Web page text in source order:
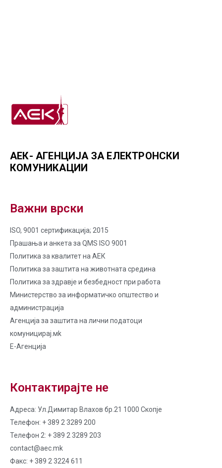
АЕК- АГЕНЦИЈА ЗА ЕЛЕКТРОНСКИ
КОМУНИКАЦИИ
Важни врски
ISO, 9001 сертификација; 2015
Прашања и анкета за QMS ISO 9001
Политика за квалитет на AЕК
Политика за заштита на животната средина
Политика за здравје и безбедност при работа
Министерство за информатичко општество и
администрација
Агенција за заштита на лични податоци
комуницирај.мk
Е-Агенција
Контактирајте не
Адреса: Ул.Димитар Влахов бр.21 1000 Скопје
Телефон: + 389 2 3289 200
Телефон 2: + 389 2 3289 203
contact@aec.mk
Факс: + 389 2 3224 611